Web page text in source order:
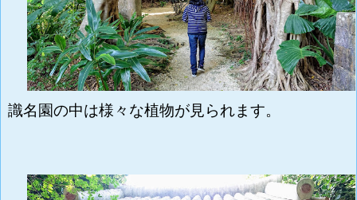
識名園の中は様々な植物が見られます。